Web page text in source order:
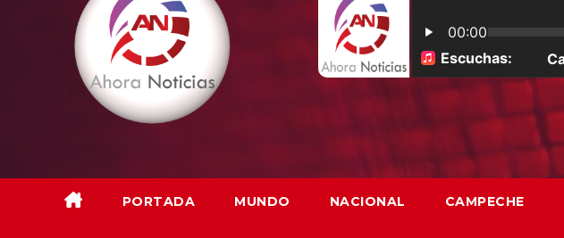
PORTADA MUNDO NACIONAL CAMPECHE